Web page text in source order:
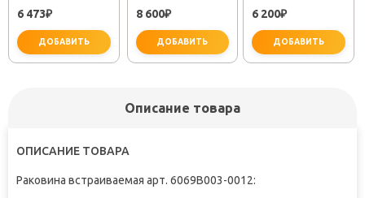
не забудьте купить
TOK-SEM-1011
6 473₽
ДОБАВИТЬ
LS2-01-W0 ХРОМ
8 600₽
ДОБАВИТЬ
6 200₽
ДОБАВИТЬ
Описание товара
ОПИСАНИЕ ТОВАРА
Раковина встраиваемая арт. 6069B003-0012: